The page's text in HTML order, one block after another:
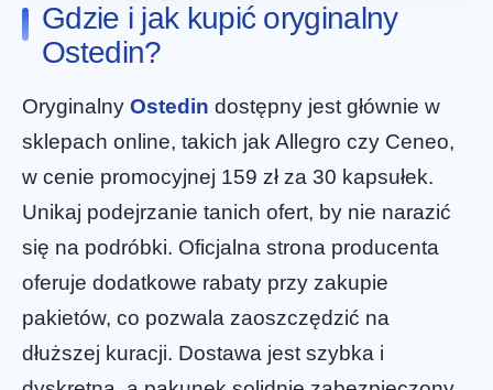
Gdzie i jak kupić oryginalny
Ostedin?
Oryginalny Ostedin dostępny jest głównie w
sklepach online, takich jak Allegro czy Ceneo,
w cenie promocyjnej 159 zł za 30 kapsułek.
Unikaj podejrzanie tanich ofert, by nie narazić
się na podróbki. Oficjalna strona producenta
oferuje dodatkowe rabaty przy zakupie
pakietów, co pozwala zaoszczędzić na
dłuższej kuracji. Dostawa jest szybka i